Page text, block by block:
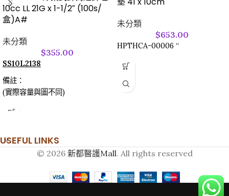
10cc LL 21G x 1-1/2″ (100s/
盒)A#
未分類
$355.00
SS10L2138
備註：
(實際容量與圖不同)
未分類
$653.00
HPTHCA-00006 “
USEFUL LINKS
© 2026 新都醫護Mall. All rights reserved